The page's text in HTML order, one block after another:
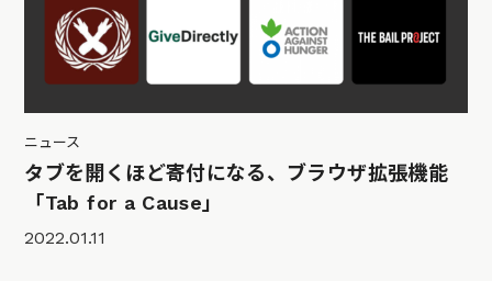
ニュース
タブを開くほど寄付になる、ブラウザ拡張機能
「Tab for a Cause」
2022.01.11